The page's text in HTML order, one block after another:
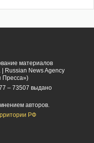
материалов
| Russian News Agency
Пресса»)
– 73507 выдано
авторов.
РФ